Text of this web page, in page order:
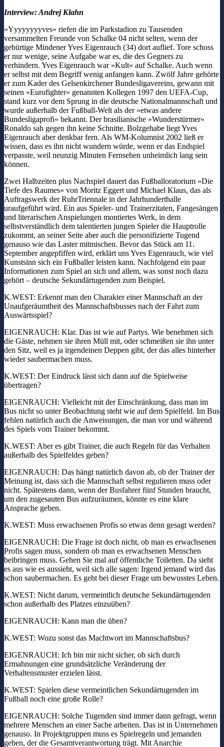
Interview: Andrej Klahn
»Yyyyyyyyves« riefen die im Parkstadion zu Tausenden
versammelten Freunde von Schalke 04 nicht selten, wenn der
gebürtige Mindener Yves Eigenrauch (34) dort auflief. Tore schoss
er nur wenige, seine Aufgabe war es, die des Gegners zu
verhindern. Yves Eigenrauch war »Kult« auf Schalke. Auch wenn
er selbst mit dem Begriff wenig anfangen kann. Zwölf Jahre gehörte
er zum Kader des Gelsenkirchener Bundesligavereins, gewann mit
seinen »Eurofighter« genannten Kollegen 1997 den UEFA-Cup,
stand kurz vor dem Sprung in die deutsche Nationalmannschaft und
wurde außerhalb der Fußball-Welt als der »etwas andere
Bundesligaprofi« bekannt. Der brasilianische »Wunderstürmer«
Ronaldo sah gegen ihn keine Schnitte. Bolzgehabe liegt Yves
Eigenrauch aber denkbar fern. Als WM-Kolumnist 2002 ließ er
wissen, dass es ihn nicht wundern würde, wenn er das Endspiel
verpasste, weil neunzig Minuten Fernsehen unheimlich lang sein
können.
Zwei Halbzeiten plus Nachspiel dauert das Fußballoratorium »Die
Tiefe des Raumes« von Moritz Eggert und Michael Klaus, das als
Auftragswerk der RuhrTriennale in der Jahrhunderthalle
uraufgeführt wird. Ein aus Spieler- und Trainerzitaten, Fangesängen
und literarischen Anspielungen montiertes Werk, in dem
selbstverständlich dem talentierten jungen Spieler die Hauptrolle
zukommt, an seiner Seite aber auch die personifizierte Tugend
genauso wie das Laster mitmischen. Bevor das Stück am 11.
September angepfiffen wird, erklärt uns Yves Eigenrauch, wie viel
Kunstsinn sich ein Fußballer leisten kann. Nachfolgend ein paar
Informationen zum Spiel an sich und allem, was sonst noch dazu
gehört – deutsche Sekundärtugenden zum Beispiel.
K.WEST: Erkennt man den Charakter einer Mannschaft an der
Unaufgeräumtheit des Mannschaftsbusses nach der Fahrt zum
Auswärtsspiel?
EIGENRAUCH: Klar. Das ist wie auf Partys. Wie benehmen sich
die Gäste, nehmen sie ihren Müll mit, oder schmeißen sie ihn unter
den Sitz, weil es ja irgendeinen Deppen gibt, der das alles hinterher
wieder saubermachen muss.
K.WEST: Der Eindruck lässt sich dann auf die Spielweise
übertragen?
EIGENRAUCH: Vielleicht mit der Einschränkung, dass man im
Bus nicht so unter Beobachtung steht wie auf dem Spielfeld. Im Bus
fehlen natürlich auch die Anweisungen, die man vor und während
des Spiels vom Trainer bekommt.
K.WEST: Aber es gibt Trainer, die auch Regeln für das Verhalten
außerhalb des Spielfeldes geben?
EIGENRAUCH: Das hängt natürlich davon ab, ob der Trainer der
Meinung ist, dass sich die Mannschaft selbst regulieren muss oder
nicht. Spätestens dann, wenn der Busfahrer fünf Stunden braucht,
um den zugesauten Bus aufzuräumen, könnte es eine klare
Ansprache geben.
K.WEST: Muss erwachsenen Profis so etwas denn gesagt werden?
EIGENRAUCH: Die Frage ist doch nicht, ob man es erwachsenen
Profis sagen muss, sondern ob man es erwachsenen Menschen
beibringen muss. Gehen Sie mal auf öffentliche Toiletten. Da sieht
es aus wie es aussieht, weil sich alle sagen: Irgend jemand wird das
schon saubermachen. Es geht bei dieser Frage um bewusstes Leben.
K.WEST: Nicht darum, vermeintlich deutsche Sekundärtugenden
schon außerhalb des Platzes einzuüben?
EIGENRAUCH: Kann man die üben?
K.WEST: Wozu sonst das Machtwort im Mannschaftsbus?
EIGENRAUCH: Ich bin mir nicht sicher, ob sich durch
Ermahnungen eine grundsätzliche Veränderung der
Verhaltensmuster erzielen lässt.
K.WEST: Spielen diese vermeintlichen Sekundärtugenden im
Fußball noch eine große Rolle?
EIGENRAUCH: Solche Tugenden sind immer dann gefragt, wenn
mehrere Menschen an einer Sache arbeiten. Das ist in Unternehmen
genauso. In Projektgruppen muss es Spielregeln und jemanden
geben, der die Gesamtverantwortung trägt. Mit Anarchie